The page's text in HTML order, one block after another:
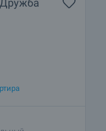
Дружба